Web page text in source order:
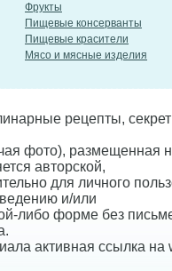
Фрукты
Пищевые консерванты
Пищевые красители
Мясо и мясные изделия
рецепты,
фото), размещенная
авторской,
для личного
и/или
либо форме без
активная ссылка на